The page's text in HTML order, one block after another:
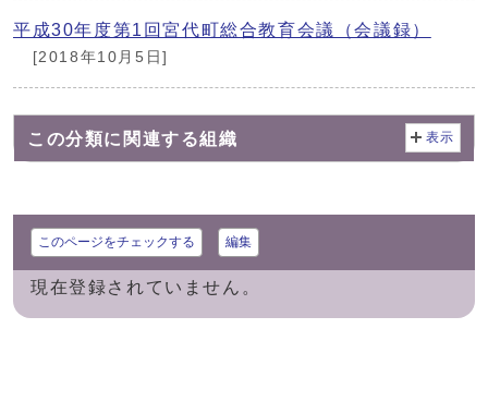
平成30年度第1回宮代町総合教育会議（会議録）
[2018年10月5日]
この分類に関連する組織 表示
このページをチェックする 編集
現在登録されていません。